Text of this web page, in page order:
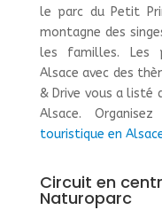
le parc du Petit
montagne des
les familles. Les
Alsace avec des
& Drive vous a listé
Alsace.
touristique en
Circuit en
Naturoparc